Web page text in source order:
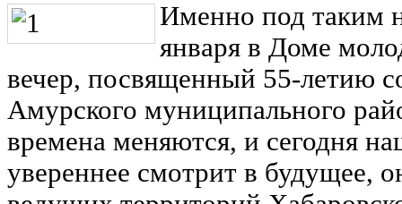
Именно под таким
января в Доме
вечер, посвященный 55-летию
Амурского муниципального
времена меняются, и сегодня
увереннее смотрит в будущее,